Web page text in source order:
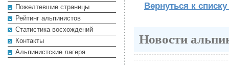
Пожелтевшие страницы
Рейтинг альпинистов
Cтатистика восхождений
Контакты
Альпинистские лагеря
Вернуться к списку
Новости